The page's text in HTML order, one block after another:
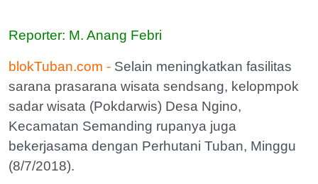
Reporter: M. Anang Febri
blokTuban.com - ‎Selain meningkatkan fasilitas
sarana prasarana wisata sendsang, kelopmpok
sadar wisata (Pokdarwis) Desa Ngino,
Kecamatan Semanding rupanya juga
bekerjasama dengan Perhutani Tuban, Minggu
(8/7/2018).